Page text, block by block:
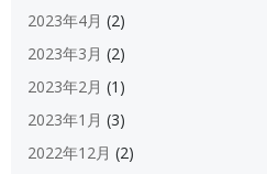
2023年4月 (2)
2023年3月 (2)
2023年2月 (1)
2023年1月 (3)
2022年12月 (2)